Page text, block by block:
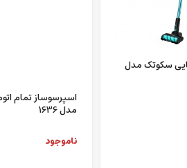
سکوتک مدل
ناموجود